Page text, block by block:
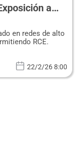
a
en redes de alto
RCE.
22/2/26 8:00